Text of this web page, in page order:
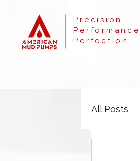
Precision
Performance
Perfection
All Posts